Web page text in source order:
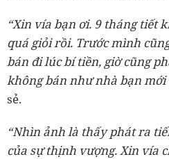
“Xin vía bạn ơi. 9 tháng tiết
quá giỏi rồi. Trước mình
bán đi lúc bí tiền, giờ cũng
không bán như nhà bạn mới
sẻ.
“Nhìn ảnh là thấy phát ra
của sự thịnh vượng. Xin vía